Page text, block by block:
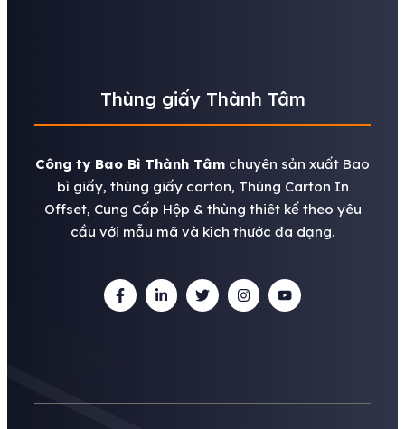
Thùng giấy Thành Tâm
Công ty Bao Bì Thành Tâm chuyên sản xuất Bao
bì giấy, thùng giấy carton, Thùng Carton In
Offset, Cung Cấp Hộp & thùng thiêt kế theo yêu
cầu với mẫu mã và kích thước đa dạng.